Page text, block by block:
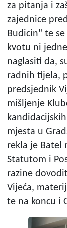
za pitanja i
zajednice
Budicin" te
kvotu ni
naglasiti da,
radnih tijela,
predsjednik
mišljenje
mjesta u
rekla je Batel
Statutom i
razine
Vijeća,
te na koncu i